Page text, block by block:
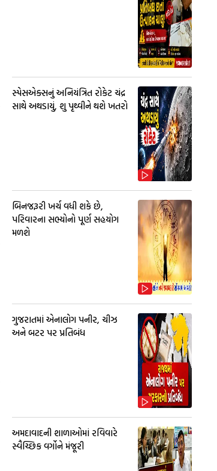
સ્પેસએક્સનું અનિયંત્રિત રોકેટ ચંદ્ર
સાથે અથડાયું, શુ પૃથ્વીને થશે ખતરો
બિનજરૂરી ખર્ચ વધી શકે છે,
પરિવારના સભ્યોનો પૂર્ણ સહયોગ
મળશે
ગુજરાતમાં એનાલોગ પનીર, ચીઝ
અને બટર પર પ્રતિબંધ
અમદાવાદની શાળાઓમાં રવિવારે
સ્વૈચ્છિક વર્ગોને મંજૂરી